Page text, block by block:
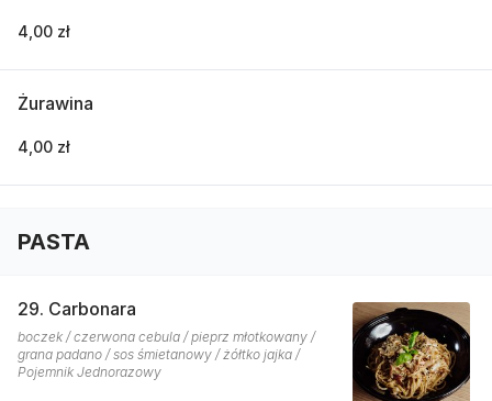
4,00 zł
Żurawina
4,00 zł
PASTA
29. Carbonara
boczek / czerwona cebula / pieprz młotkowany /
grana padano / sos śmietanowy / żółtko jajka /
Pojemnik Jednorazowy